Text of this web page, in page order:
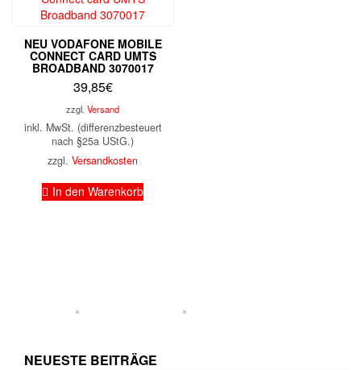
NEU VODAFONE MOBILE
CONNECT CARD UMTS
BROADBAND 3070017
39,85€
zzgl.Versand
inkl. MwSt. (differenzbesteuert
nach §25a UStG.)
zzgl.Versandkosten
In den Warenkorb
NEUESTE BEITRÄGE